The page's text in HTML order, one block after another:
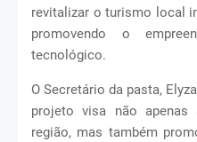
revitalizar o turismo local
promovendo o
tecnológico.
O Secretário da pasta,
projeto visa não
região, mas também